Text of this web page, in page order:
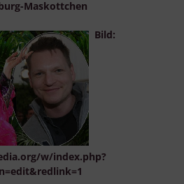
Maskottchen
Bild:
w/index.php?